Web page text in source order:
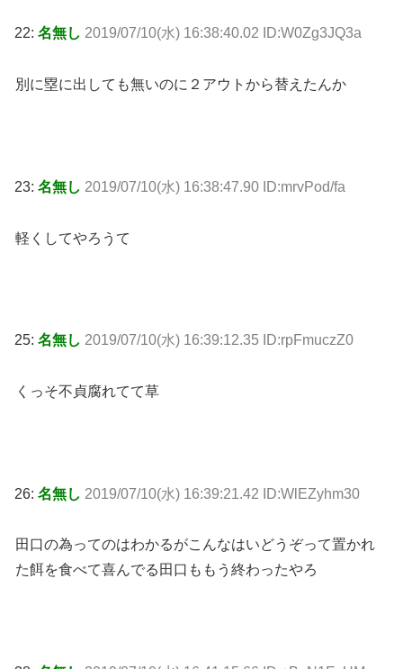
22: 名無し 2019/07/10(水) 16:38:40.02 ID:W0Zg3JQ3a
別に塁に出しても無いのに２アウトから替えたんか
23: 名無し 2019/07/10(水) 16:38:47.90 ID:mrvPod/fa
軽くしてやろうて
25: 名無し 2019/07/10(水) 16:39:12.35 ID:rpFmuczZ0
くっそ不貞腐れてて草
26: 名無し 2019/07/10(水) 16:39:21.42 ID:WlEZyhm30
田口の為ってのはわかるがこんなはいどうぞって置かれ
た餌を食べて喜んでる田口ももう終わったやろ